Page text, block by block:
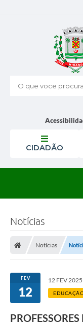
O que voce
CIDADÃO
Notícias
Notícias
FEV
12
12 FEV 2025